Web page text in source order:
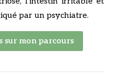
par un psychiatre.
sur mon parcours